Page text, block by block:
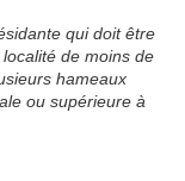
qui doit être
de moins de
hameaux
ou supérieure à